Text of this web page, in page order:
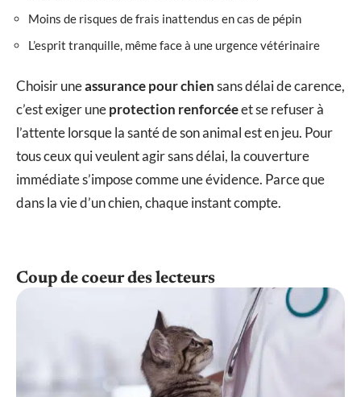
Moins de risques de frais inattendus en cas de pépin
L’esprit tranquille, même face à une urgence vétérinaire
Choisir uneassurance pour chiensans délai de carence,
c’est exiger uneprotection renforcéeet se refuser à
l’attente lorsque la santé de son animal est en jeu. Pour
tous ceux qui veulent agir sans délai, la couverture
immédiate s’impose comme une évidence. Parce que
dans la vie d’un chien, chaque instant compte.
Coup de coeur des lecteurs